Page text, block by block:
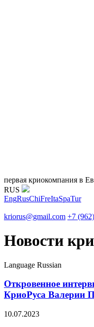
первая криокомпания в
RUS
EngRusChiFreItaSpaTur
kriorus@gmail.com +7
Новости
Language Russian
Откровенное
КриоРуса Валерии
10.07.2023